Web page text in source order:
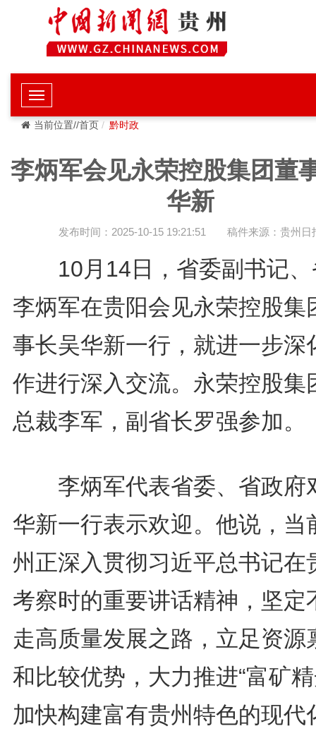
当前位置//首页 黔时政
李炳军会见永荣控股集团董
华新
发布时间：2025-10-15 19:21:51 稿件来源：贵州日
10月14日，省委副书记、
李炳军在贵阳会见永荣控股集
事长吴华新一行，就进一步深
作进行深入交流。永荣控股集
总裁李军，副省长罗强参加。
李炳军代表省委、省政府
华新一行表示欢迎。他说，当
州正深入贯彻习近平总书记在
考察时的重要讲话精神，坚定
走高质量发展之路，立足资源
和比较优势，大力推进“富矿
加快构建富有贵州特色的现代